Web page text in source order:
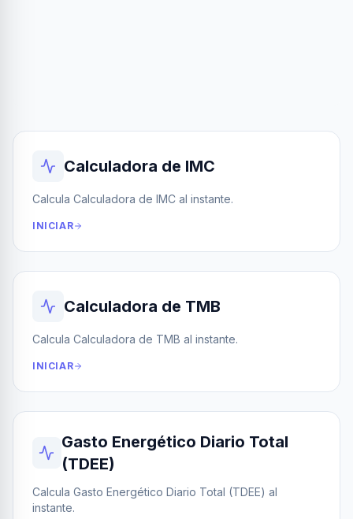
Calculadora de IMC
Calcula Calculadora de IMC al instante.
INICIAR
Calculadora de TMB
Calcula Calculadora de TMB al instante.
INICIAR
Gasto Energético Diario Total
(TDEE)
Calcula Gasto Energético Diario Total (TDEE) al
instante.